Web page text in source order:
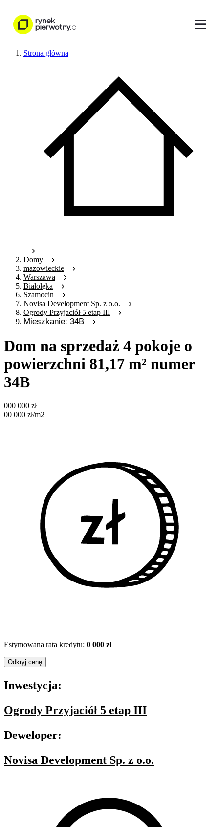
Strona główna
Domy
mazowieckie
Warszawa
Białołęka
Szamocin
Novisa Development Sp. z o.o.
Ogrody Przyjaciół 5 etap III
Mieszkanie: 34B
Dom na sprzedaż 4 pokoje o
powierzchni 81,17 m² numer
34B
000 000 zł
00 000 zł/m2
Estymowana rata kredytu: 0 000 zł
Odkryj cenę
Inwestycja:
Ogrody Przyjaciół 5 etap III
Deweloper:
Novisa Development Sp. z o.o.